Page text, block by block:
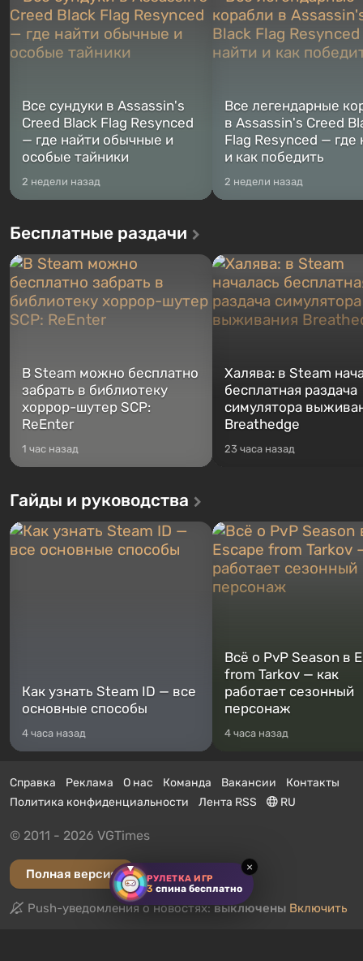
РУЛЕТКА ИГР
3 спина бесплатно
×
Все сундуки в Assassin's
Creed Black Flag Resynced
— где найти обычные и
особые тайники
2 недели назад
Все легендарные
в Assassin's Creed
Flag Resynced — где
и как победить
2 недели назад
Бесплатные раздачи
В Steam можно бесплатно
забрать в библиотеку
хоррор-шутер SCP:
ReEnter
1 час назад
Халява: в Steam
бесплатная раздача
симулятора
Breathedge
23 часа назад
Гайды и руководства
Как узнать Steam ID — все
основные способы
4 часа назад
Всё о PvP Season в
from Tarkov — как
работает сезонный
персонаж
4 часа назад
Справка Реклама О нас Команда Вакансии
Контакты
Политика конфиденциальности
Лента RSS RU
© 2011 - 2026 VGTimes
Полная версия
Push-уведомления о новостях:выключены Включить